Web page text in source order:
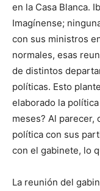
en la Casa Blanca.
Imagínense;
con sus ministros
normales, esas
de distintos
políticas. Esto
elaborado la
meses? Al parecer,
política con sus
con el gabinete, lo
La reunión del